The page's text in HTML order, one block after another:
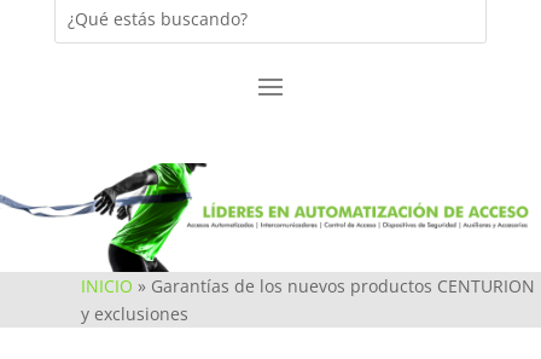
INICIO » Garantías de los nuevos productos CENTURION
y exclusiones